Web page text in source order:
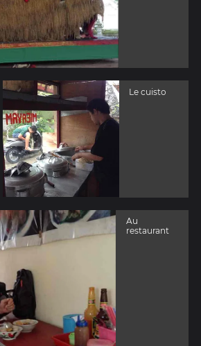
Le cuisto
Au
restaurant